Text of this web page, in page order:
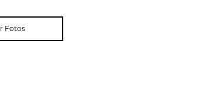
Fotos